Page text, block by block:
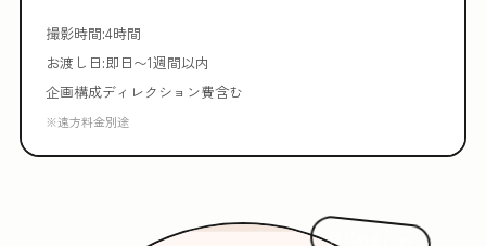
撮影時間:4時間
お渡し日:即日〜1週間以内
企画構成ディレクション費含む
※遠方料金別途